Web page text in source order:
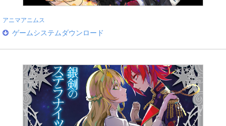
アニマアニムス
ゲームシステムダウンロード